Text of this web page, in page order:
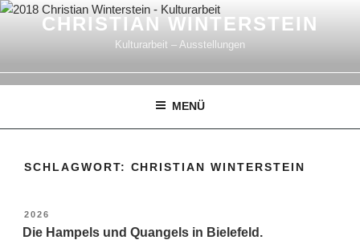
Zum
CHRISTIAN WINTERSTEIN
Kulturarbeit – Ausstellungen
MENÜ
SCHLAGWORT: CHRISTIAN WINTERSTEIN
VERÖFFENTLICHT
AM
2026
Die Hampels und Quangels in Bielefeld.